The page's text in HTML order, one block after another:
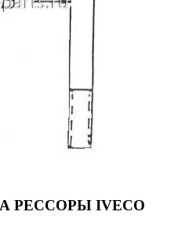
РЕССОРЫ IVECO